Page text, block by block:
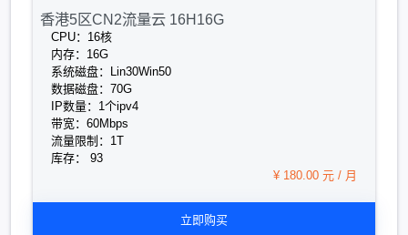
香港5区CN2流量云 16H16G
CPU：16核
内存：16G
系统磁盘：Lin30Win50
数据磁盘：70G
IP数量：1个ipv4
带宽：60Mbps
流量限制：1T
库存： 93
¥ 180.00 元 / 月
立即购买